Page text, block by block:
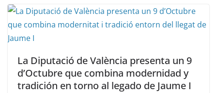
La Diputació de València presenta un 9
d’Octubre que combina modernidad y
tradición en torno al legado de Jaume I